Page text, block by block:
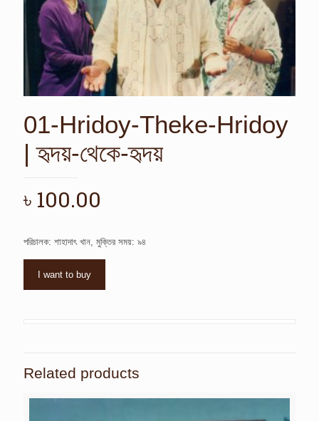
01-Hridoy-Theke-Hridoy
| হৃদয়-থেকে-হৃদয়
৳ 100.00
পরিচালক: শাহাদাৎ খান, মুক্তির সময়: ৯৪
I want to buy
Related products